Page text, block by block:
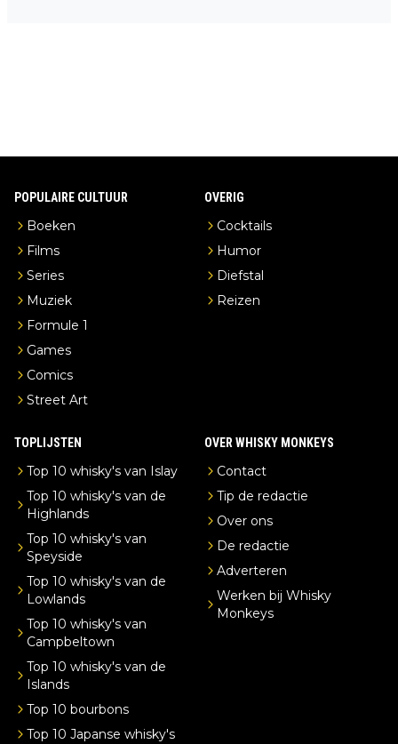
POPULAIRE CULTUUR
Boeken
Films
Series
Muziek
Formule 1
Games
Comics
Street Art
OVERIG
Cocktails
Humor
Diefstal
Reizen
TOPLIJSTEN
Top 10 whisky's van Islay
Top 10 whisky's van de
Highlands
Top 10 whisky's van
Speyside
Top 10 whisky's van de
Lowlands
Top 10 whisky's van
Campbeltown
Top 10 whisky's van de
Islands
Top 10 bourbons
Top 10 Japanse whisky's
OVER WHISKY MONKEYS
Contact
Tip de redactie
Over ons
De redactie
Adverteren
Werken bij Whisky
Monkeys